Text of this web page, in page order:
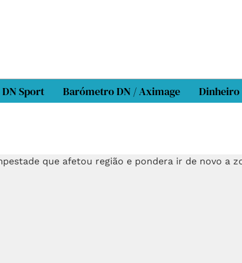
DN Sport Barómetro DN / Aximage Dinheiro